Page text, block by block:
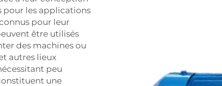
pour les applications
pour leur
être utilisés
des machines ou
autres lieux
peu
une